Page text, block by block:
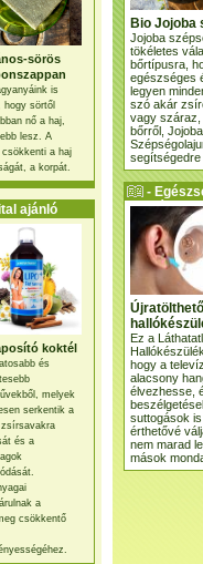
sörös
is
hogy sörtől
nő a haj,
lesz. A
csökkenti a haj
a korpát.
ajánló
koktél
és
melyek
serkentik a
és a
a
csökkentő
Bio Jojoba
Jojoba
tökéletes
bőrtípusra,
egészséges
legyen
szó akár
vagy
bőrről, Jojoba
segítségedre
-
Újratölthető
Ez a
hogy a
alacsony
élvezhesse,
suttogások
érthetővé
nem marad
mások